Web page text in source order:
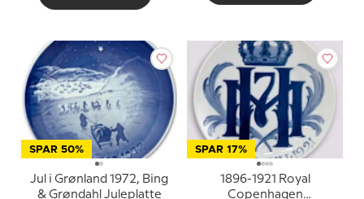
SPAR 50%
Jul i Grønland 1972, Bing
& Grøndahl Juleplatte
SPAR 17%
1896-1921 Royal
Copenhagen